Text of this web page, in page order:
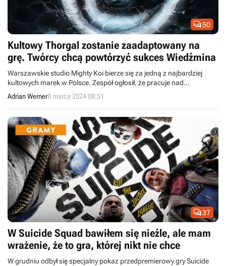
50
Kultowy Thorgal zostanie zaadaptowany na
grę. Twórcy chcą powtórzyć sukces Wiedźmina
Warszawskie studio Mighty Koi bierze się za jedną z najbardziej
kultowych marek w Polsce. Zespół ogłosił, że pracuje nad
ekranizacją serii Thorgal.
Adrian Werner8 marca 2024 08:51
37
W Suicide Squad bawiłem się nieźle, ale mam
wrażenie, że to gra, której nikt nie chce
W grudniu odbył się specjalny pokaz przedpremierowy gry Suicide